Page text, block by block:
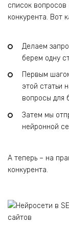
список
конкурента. Вот
Делаем
берем одну
Первым
этой статьи
вопросы для
Затем мы
нейронной
А теперь – на
конкурента.